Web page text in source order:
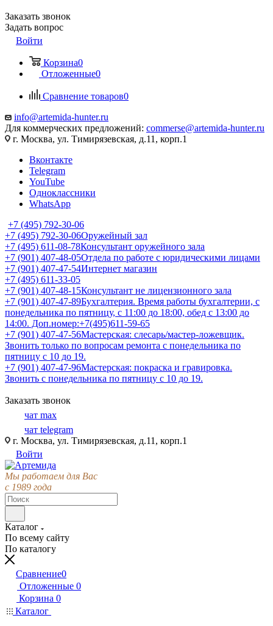
Заказать звонок
Задать вопрос
Войти
Корзина0
Отложенные0
Сравнение товаров0
info@artemida-hunter.ru
Для коммерческих предложений: commerse@artemida-hunter.ru
г. Москва, ул. Тимирязевская, д.11, корп.1
Вконтакте
Telegram
YouTube
Одноклассники
WhatsApp
+7 (495) 792-30-06
+7 (495) 792-30-06Оружейный зал
+7 (495) 611-08-78Консультант оружейного зала
+7 (901) 407-48-05Отдела по работе с юридическими лицами
+7 (901) 407-47-54Интернет магазин
+7 (495) 611-33-05
+7 (901) 407-48-15Консультант не лицензионного зала
+7 (901) 407-47-89Бухгалтерия. Время работы бухгалтерии, с
понедельника по пятницу, с 11:00 до 18:00, обед с 13:00 до
14:00. Доп.номер:+7(495)611-59-65
+7 (901) 407-47-56Мастерская: слесарь/мастер-ложевщик.
Звонить только по вопросам ремонта с понедельника по
пятницу с 10 до 19.
+7 (901) 407-47-96Мастерская: покраска и гравировка.
Звонить с понедельника по пятницу с 10 до 19.
Заказать звонок
чат max
чат telegram
г. Москва, ул. Тимирязевская, д.11, корп.1
Войти
Мы работаем для Вас
с 1989 года
Каталог
По всему сайту
По каталогу
Сравнение0
Отложенные 0
Корзина 0
Каталог